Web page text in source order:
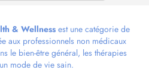
le ...& Wellness est une catégorie de
aux professionnels non médicaux
le bien-être général, les thérapies
mode de vie sain.